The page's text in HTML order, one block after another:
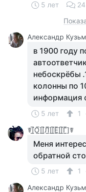
5 лет 24
Aлександр
в 1900 году
небоскрёбы
колонны по
информация
5 лет
1
☤[̲̅О̲̅][̲̅Л̲̅][̲̅Е̲̅][̲̅Г̲̅]☤
Меня
обратной
5 лет
1
Aлександр